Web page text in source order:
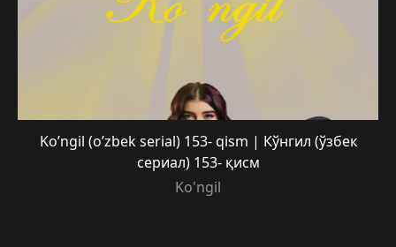
Ko’ngil (o’zbek serial) 153- qism | Кўнгил (ўзбек
сериал) 153- қисм
Ko'ngil